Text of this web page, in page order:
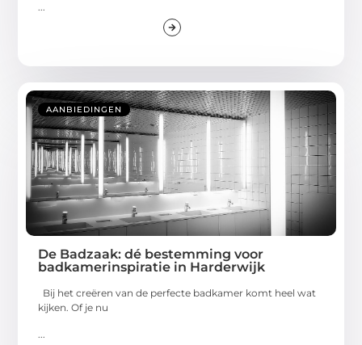
...
AANBIEDINGEN
De Badzaak: dé bestemming voor
badkamerinspiratie in Harderwijk
Bij het creëren van de perfecte badkamer komt heel wat
kijken. Of je nu